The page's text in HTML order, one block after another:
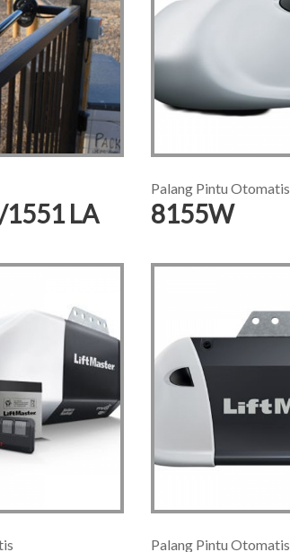
LA
Palang Pintu Otomatis
8155W
Palang Pintu Otomatis